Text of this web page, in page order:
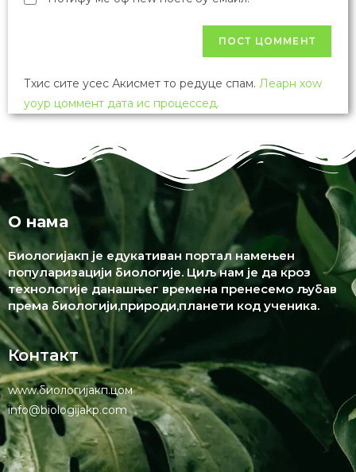
Тхис сите усес Акисмет то редуце спам. Леарн хоw
yоур цоммент дата ис процессед.
О нама
Биологијакп је едукативан портал намењен
популаризацији биологије. Циљ нам је да кроз
технологије данашњег времена пренесемо љубав
према биологији,природи,планети код ученика.
Контакт
www.биологијакп.цом
info@biologijakp.com